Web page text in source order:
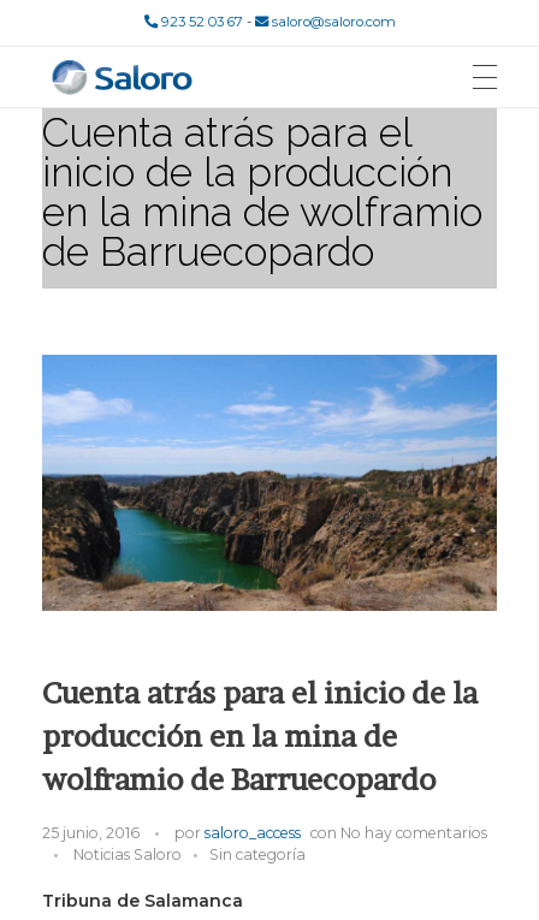
923 52 03 67 - saloro@saloro.com
Saloro
Cuenta atrás para el
inicio de la producción
en la mina de wolframio
de Barruecopardo
Cuenta atrás para el inicio de la
producción en la mina de
wolframio de Barruecopardo
25 junio, 2016 por saloro_access con No hay comentarios
Noticias Saloro
Sin categoría
Tribuna de Salamanca